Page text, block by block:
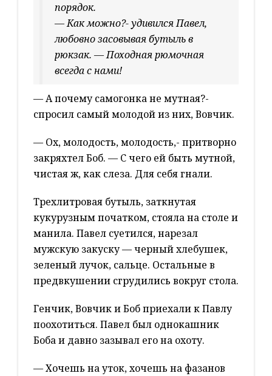
порядок.
— Как можно?- удивился Павел,
любовно засовывая бутыль в
рюкзак. — Походная рюмочная
всегда с нами!
— А почему самогонка не мутная?-
спросил самый молодой из них, Вовчик.
— Ох, молодость, молодость,- притворно
закряхтел Боб. — С чего ей быть мутной,
чистая ж, как слеза. Для себя гнали.
Трехлитровая бутыль, заткнутая
кукурузным початком, стояла на столе и
манила. Павел суетился, нарезал
мужскую закуску — черный хлебушек,
зеленый лучок, сальце. Остальные в
предвкушении сгрудились вокруг стола.
Генчик, Вовчик и Боб приехали к Павлу
поохотиться. Павел был однокашник
Боба и давно зазывал его на охоту.
— Хочешь на уток, хочешь на фазанов